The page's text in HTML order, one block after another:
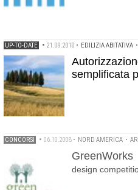
UP-TO-DATE • 21.09.2010 • EDILIZIA ABITATIVA •
semplificata
CONCORSI • 06.10.2008 • NORD AMERICA •
GreenWorks
design